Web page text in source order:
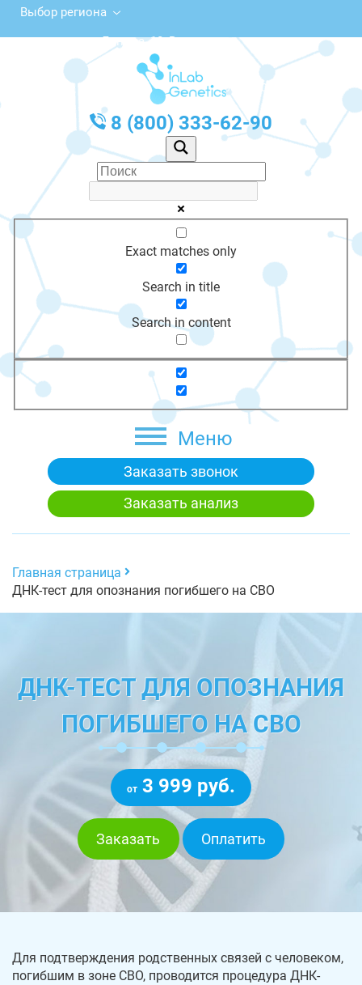
Выбор региона
ул. Ленина, 10, Верхотурье
с 10:00 до 20:00
График работы: Пн-Пт с 10:00 до 20:00
8 (800) 333-62-90
Exact matches only
Search in title
Search in content
Меню
Заказать звонок
Заказать анализ
Главная страница
ДНК-тест для опознания погибшего на СВО
ДНК-ТЕСТ ДЛЯ ОПОЗНАНИЯ
ПОГИБШЕГО НА СВО
от 3 999 руб.
Заказать Оплатить
Для подтверждения родственных связей с человеком,
погибшим в зоне СВО, проводится процедура ДНК-